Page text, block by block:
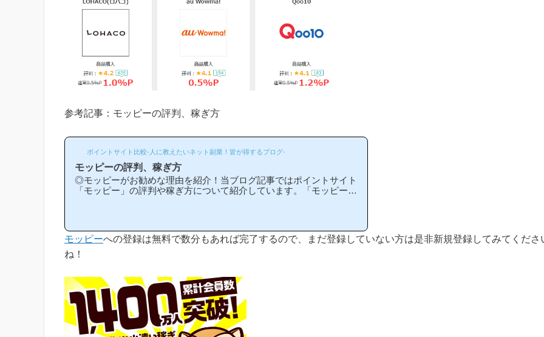
参考記事：モッピーの評判、稼ぎ方
ポイントサイト比較-人に教えたいネット副業！皆が得するブログ-
モッピーの評判、稼ぎ方
◎モッピーがお勧めな理由を紹介！当ブログ記事ではポイントサイト
「モッピー」の評判や稼ぎ方について紹介しています。「モッピーは
ており、おかげ様で当ブログからモッピー等のポイントサイトに新規
登録された方は1万人以上もおられます！)モッピーは初心者の方でも
稼ぎやすく、当ブログでもおすすめ第1位のポイントサイトです！当
モッピーへの登録は無料で数分もあれば完了するので、まだ登録していない方は是非新規登録してみてくださ
ね！